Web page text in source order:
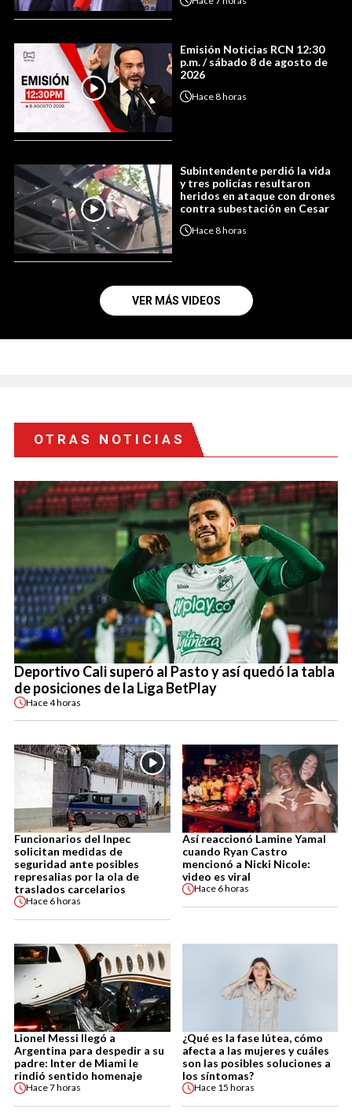
Emisión Noticias RCN 12:30
p.m. / sábado 8 de agosto de
2026
Hace8 horas
Subintendente perdió la vida
y tres policías resultaron
heridos en ataque con drones
contra subestación en Cesar
Hace8 horas
VER MÁS VIDEOS
OTRAS NOTICIAS
Deportivo Cali superó al Pasto y así quedó la tabla
de posiciones de la Liga BetPlay
Hace4 horas
Funcionarios del Inpec
solicitan medidas de
seguridad ante posibles
represalias por la ola de
traslados carcelarios
Hace 6 horas
Así reaccionó Lamine Yamal
cuando Ryan Castro
mencionó a Nicki Nicole:
video es viral
Hace 6 horas
Lionel Messi llegó a
Argentina para despedir a su
padre: Inter de Miami le
rindió sentido homenaje
Hace7 horas
¿Qué es la fase lútea, cómo
afecta a las mujeres y cuáles
son las posibles soluciones a
los síntomas?
Hace 15 horas